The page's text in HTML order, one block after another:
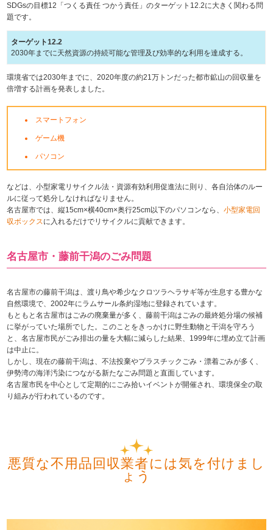
SDGsの目標12「つくる責任 つかう責任」のターゲット12.2に大きく関わる問
題です。
ターゲット12.2
2030年までに天然資源の持続可能な管理及び効率的な利用を達成する。
環境省では2030年までに、2020年度の約21万トンだった都市鉱山の回収量を
倍増する計画を発表しました。
スマートフォン
ゲーム機
パソコン
などは、小型家電リサイクル法・資源有効利用促進法に則り、各自治体のルー
ルに従って処分しなければなりません。
名古屋市では、縦15cm×横40cm×奥行25cm以下のパソコンなら、小型家電回
収ボックスに入れるだけでリサイクルに貢献できます。
名古屋市・藤前干潟のごみ問題
名古屋市の藤前干潟は、渡り鳥や希少なクロツラヘラサギ等が生息する豊かな
自然環境で、2002年にラムサール条約湿地に登録されています。
もともと名古屋市はごみの廃棄量が多く、藤前干潟はごみの最終処分場の候補
に挙がっていた場所でした。このことをきっかけに野生動物と干潟を守ろう
と、名古屋市民がごみ排出の量を大幅に減らした結果、1999年に埋め立て計画
は中止に。
しかし、現在の藤前干潟は、不法投棄やプラスチックごみ・漂着ごみが多く、
伊勢湾の海洋汚染につながる新たなごみ問題と直面しています。
名古屋市民を中心として定期的にごみ拾いイベントが開催され、環境保全の取
り組みが行われているのです。
悪質な不用品回収業者には気を付けまし
ょう